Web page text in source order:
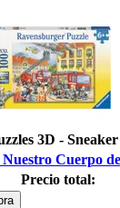
3D -
Cuerpo
Precio total: